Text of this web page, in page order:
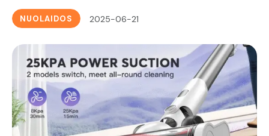
NUOLAIDOS 2025-06-21